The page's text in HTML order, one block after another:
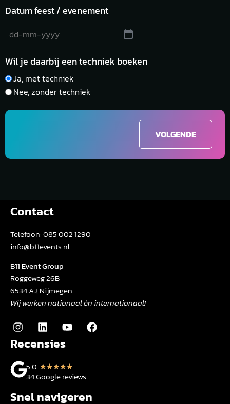
Datum feest / evenement
Wil je daarbij een techniek boeken
Ja, met techniek
Nee, zonder techniek
VOLGENDE
Contact
Telefoon:085 002 1290
info@b11events.nl
B11 Event Group
Roggeweg 26B
6534 AJ, Nijmegen
Wij werken nationaal én internationaal!
Recensies
5.0 ★★★★★
34 Google reviews
Snel navigeren